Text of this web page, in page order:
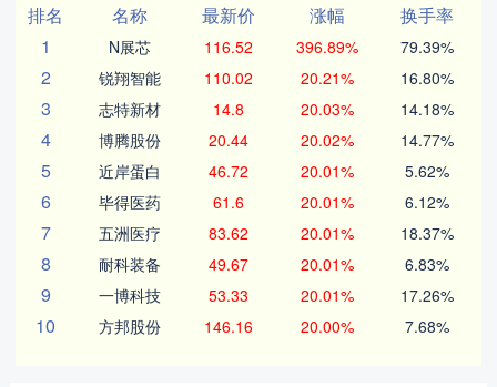
排名
名称 最新价 涨幅
换手率
1
N展芯 116.52 396.89% 79.39%
2 锐翔智能 110.02 20.21% 16.80%
3 志特新材 14.8 20.03% 14.18%
4 博腾股份 20.44 20.02% 14.77%
5 近岸蛋白 46.72 20.01% 5.62%
6 毕得医药 61.6 20.01% 6.12%
7 五洲医疗 83.62 20.01% 18.37%
8 耐科装备 49.67 20.01% 6.83%
9 一博科技 53.33 20.01% 17.26%
10 方邦股份 146.16 20.00% 7.68%